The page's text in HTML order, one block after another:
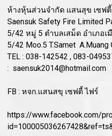
ห้างหุ้นส่วนจำกัด แสนสุข เซฟตี้
Saensuk Safety Fire Limited
5/42 หมู่ 5 ตำบลเสม็ด อำเภอ
5/42 Moo.5 T.Samet A.Muang
TEL : 038-142542 , 083-
: saensuk2014@hotmail.com
FB : หจก.แสนสขุ เซฟตี้ ไฟร์
https://www.facebook.com/